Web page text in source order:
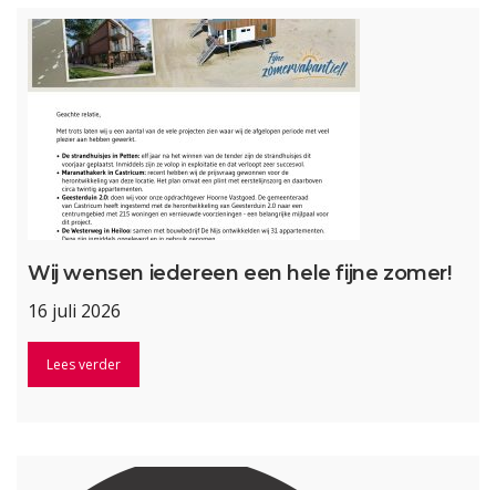
Wij wensen iedereen een hele fijne zomer!
16 juli 2026
Lees verder